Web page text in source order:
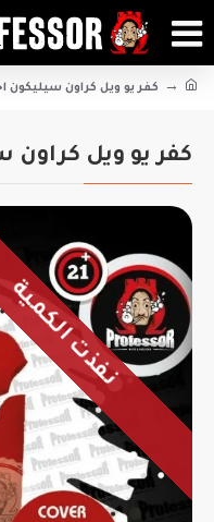
كفر يو ويل كراون سيليكون
كفر يو ويل كراون
نفذت الكمية